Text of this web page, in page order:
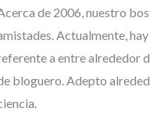
de 2006, nuestro
Actualmente,
a entre alrededor
bloguero. Adepto